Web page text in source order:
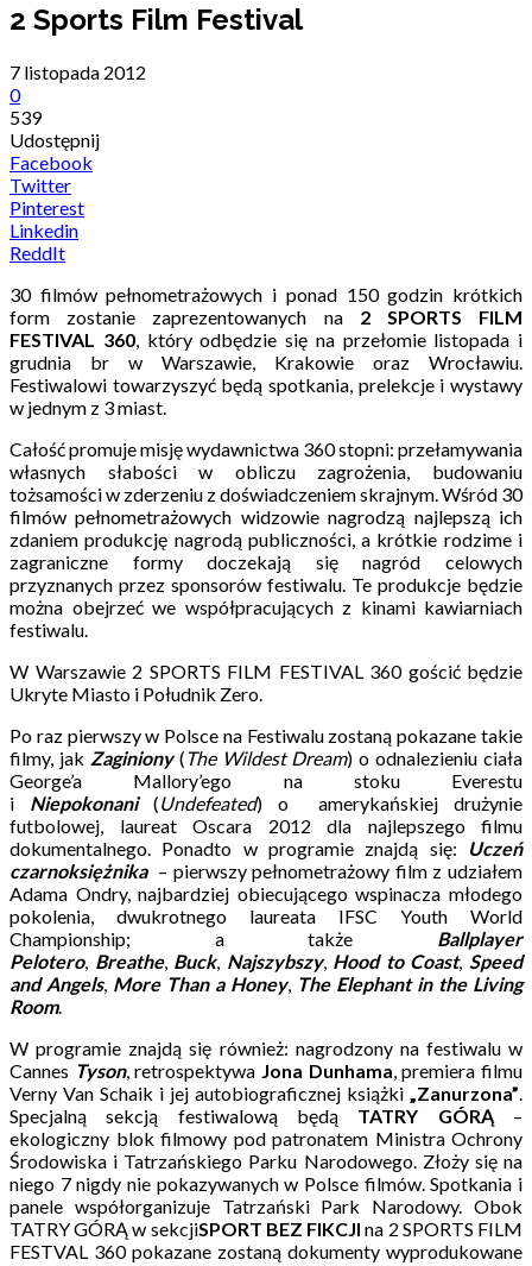
2 Sports Film Festival
7 listopada 2012
0
539
Udostępnij
Facebook
Twitter
Pinterest
Linkedin
ReddIt
30 filmów pełnometrażowych i ponad 150 godzin krótkich
form zostanie zaprezentowanych na 2 SPORTS FILM
FESTIVAL 360, który odbędzie się na przełomie listopada i
grudnia br w Warszawie, Krakowie oraz Wrocławiu.
Festiwalowi towarzyszyć będą spotkania, prelekcje i wystawy
w jednym z 3 miast.
Całość promuje misję wydawnictwa 360 stopni: przełamywania
własnych słabości w obliczu zagrożenia, budowaniu
tożsamości w zderzeniu z doświadczeniem skrajnym. Wśród 30
filmów pełnometrażowych widzowie nagrodzą najlepszą ich
zdaniem produkcję nagrodą publiczności, a krótkie rodzime i
zagraniczne formy doczekają się nagród celowych
przyznanych przez sponsorów festiwalu. Te produkcje będzie
można obejrzeć we współpracujących z kinami kawiarniach
festiwalu.
W Warszawie 2 SPORTS FILM FESTIVAL 360 gościć będzie
Ukryte Miasto i Południk Zero.
Po raz pierwszy w Polsce na Festiwalu zostaną pokazane takie
filmy, jak Zaginiony(The Wildest Dream) o odnalezieniu ciała
George’a Mallory’ego na stoku Everestu
i Niepokonani (Undefeated) o amerykańskiej drużynie
futbolowej, laureat Oscara 2012 dla najlepszego filmu
dokumentalnego. Ponadto w programie znajdą się:
Uczeń
czarnoksiężnika– pierwszy pełnometrażowy film z udziałem
Adama Ondry, najbardziej obiecującego wspinacza młodego
pokolenia, dwukrotnego laureata IFSC Youth World
Championship; a także Ballplayer
Pelotero, Breathe, Buck, Najszybszy, Hood to Coast,Speed
and Angels, More Than a Honey, The Elephant in the Living
Room.
W programie znajdą się również: nagrodzony na festiwalu w
Cannes Tyson, retrospektywa Jona Dunhama, premiera filmu
Verny Van Schaik i jej autobiograficznej książki „Zanurzona”.
Specjalną sekcją festiwalową będą TATRY GÓRĄ–
ekologiczny blok filmowy pod patronatem Ministra Ochrony
Środowiska i Tatrzańskiego Parku Narodowego. Złoży się na
niego 7 nigdy nie pokazywanych w Polsce filmów. Spotkania i
panele współorganizuje Tatrzański Park Narodowy. Obok
TATRY GÓRĄ w sekcjiSPORT BEZ FIKCJI na 2 SPORTS FILM
FESTVAL 360 pokazane zostaną dokumenty wyprodukowane